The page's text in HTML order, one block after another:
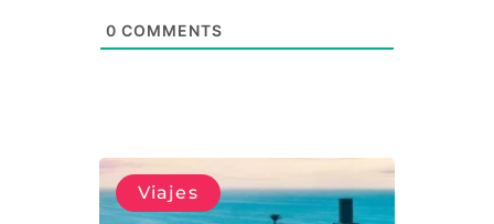
0 COMMENTS
Viajes